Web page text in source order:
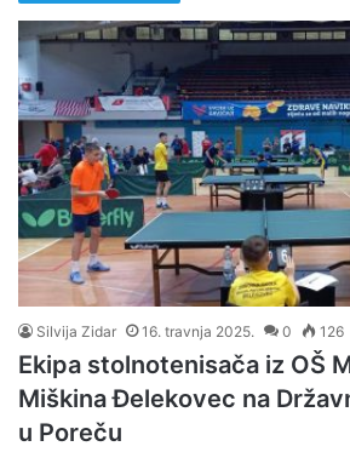
Silvija Zidar 16. travnja 2025. 0 126
Ekipa stolnotenisača iz OŠ
Miškina Đelekovec na
u Poreču